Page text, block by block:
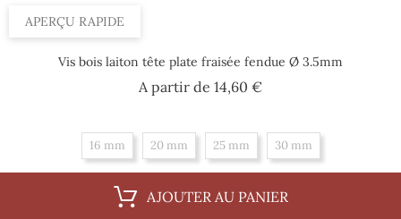
APERÇU RAPIDE
Vis bois laiton tête plate fraisée fendue Ø 3.5mm
A partir de 14,60 €Prix
16 mm 20 mm 25 mm 30 mm
AJOUTER AU PANIER